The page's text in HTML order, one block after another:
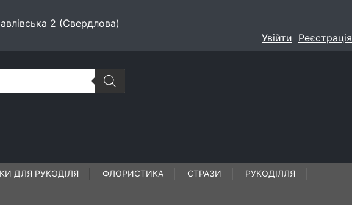
2 (Свердлова)
Увійти Реєстрація
ДЛЯ РУКОДІЛЯ ФЛОРИСТИКА СТРАЗИ РУКОДІЛЛЯ